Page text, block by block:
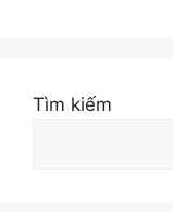
Tìm kiếm